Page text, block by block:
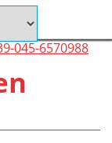
045-6570988